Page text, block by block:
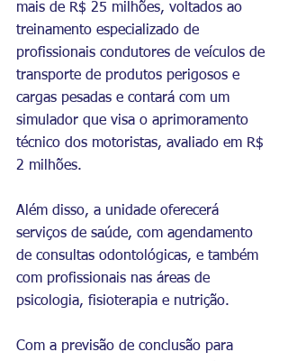
mais de R$ 25 milhões, voltados ao
treinamento especializado de
profissionais condutores de veículos de
transporte de produtos perigosos e
cargas pesadas e contará com um
simulador que visa o aprimoramento
técnico dos motoristas, avaliado em R$
2 milhões.
Além disso, a unidade oferecerá
serviços de saúde, com agendamento
de consultas odontológicas, e também
com profissionais nas áreas de
psicologia, fisioterapia e nutrição.
Com a previsão de conclusão para